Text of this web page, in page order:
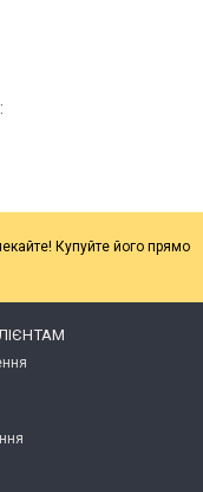
Купуйте його прямо